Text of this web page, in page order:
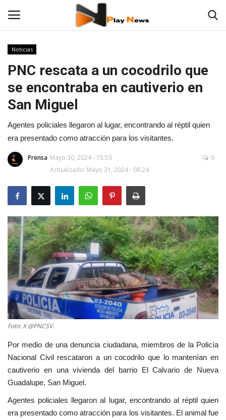
TV en Vivo
En Vivo
Noticias
Contáctenos
Fotos
Empresas
Deportes
Cine y TV
Videos virales
Tecnología
Noticias
PNC rescata a un cocodrilo que
se encontraba en cautiverio en
San Miguel
Agentes policiales llegaron al lugar, encontrando al réptil quien
era presentado como atracción para los visitantes.
Prensa Mayo 30, 2024 - 15:53
Actualizado: Mayo 31, 2024 - 08:24
0
Foto: X @PNCSV.
Por medio de una denuncia ciudadana, miembros de la Policía
Nacional Civil rescataron a un cocodrilo que lo mantenían en
cautiverio en una vivienda del barrio El Calvario de Nueva
Guadalupe, San Miguel.
Agentes policiales llegaron al lugar, encontrando al réptil quien
era presentado como atracción para los visitantes. El animal fue